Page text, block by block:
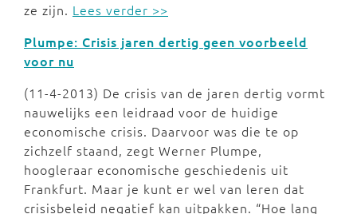
ze zijn. Lees verder >>
Plumpe: Crisis jaren dertig geen voorbeeld
voor nu
(11-4-2013) De crisis van de jaren dertig vormt
nauwelijks een leidraad voor de huidige
economische crisis. Daarvoor was die te op
zichzelf staand, zegt Werner Plumpe,
hoogleraar economische geschiedenis uit
Frankfurt. Maar je kunt er wel van leren dat
crisisbeleid negatief kan uitpakken. “Hoe lang